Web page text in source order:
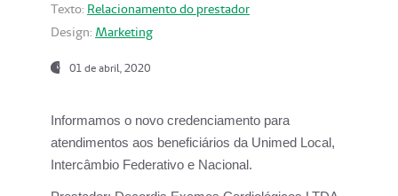
Texto: Relacionamento do prestador
Design: Marketing
01 de abril, 2020
Informamos o novo credenciamento para
atendimentos aos beneficiários da Unimed Local,
Intercâmbio Federativo e Nacional.